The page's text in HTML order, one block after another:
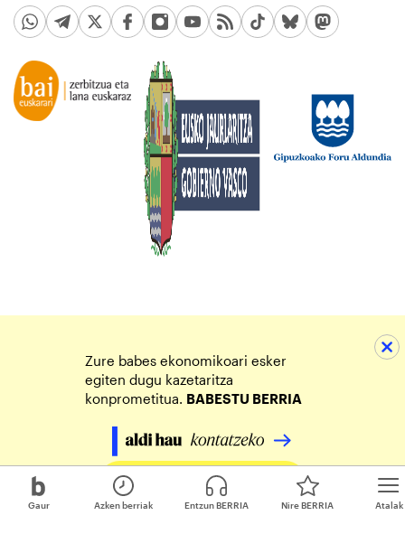
Gaur Atalak
Azken berriak Entzun BERRIA Nire BERRIA
Zure babes ekonomikoari esker
egiten dugu kazetaritza
konprometitua. BABESTU BERRIA
Egin zure ekarpena